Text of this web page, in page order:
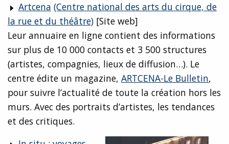
Artcena (Centre national des arts du cirque, de
la rue et du théâtre) [Site web]
Leur annuaire en ligne contient des informations
sur plus de 10 000 contacts et 3 500 structures
(artistes, compagnies, lieux de diffusion…). Le
centre édite un magazine, ARTCENA-Le Bulletin,
pour suivre l’actualité de toute la création hors les
murs. Avec des portraits d’artistes, les tendances
et des critiques.